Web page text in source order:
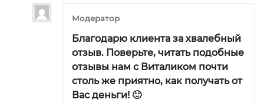
Модератор
Благодарю клиента за хвалебный
отзыв. Поверьте, читать подобные
отзывы нам с Виталиком почти
столь же приятно, как получать от
Вас деньги! 🙂